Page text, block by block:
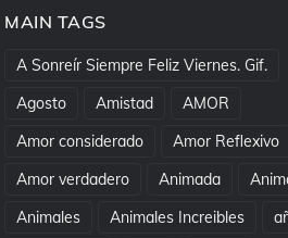
MAIN TAGS
A Sonreír Siempre Feliz Viernes. Gif.
Agosto
Amistad
AMOR
Amor considerado
Amor Reflexivo
Amor verdadero
Animada
Animales
Animales Increibles